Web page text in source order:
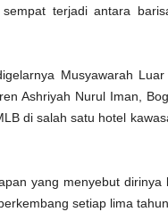
terjadi antara
Musyawarah
Ashriyah Nurul Iman,
di salah satu hotel
yang menyebut
setiap lima